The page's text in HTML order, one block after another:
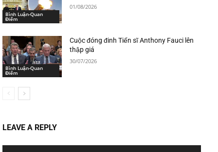
Bình Luận-Quan
Điểm
01/08/2026
Bình Luận-Quan
Điểm
Cuộc đóng đinh Tiến sĩ Anthony Fauci lên
thập giá
30/07/2026
LEAVE A REPLY